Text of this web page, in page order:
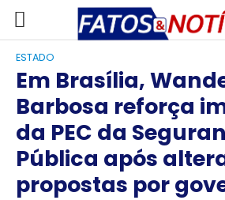
ESTADO
Em Brasília,
Barbosa reforça
da PEC da
Pública após
propostas por